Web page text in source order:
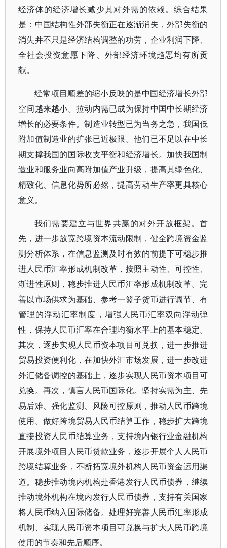
经济体的经济增长减少其对外需的依赖。综合结果
是：中国结构性外部失衡正在逐渐消失，外部失衡的
消失并不只是经济结构调整的功劳，企业利润下降、
全社会投资意愿下降、外部经济环境趋恶均有所贡
献。
经常项目顺差的缩小反映的是中国经济增长外部
空间越来越小。拉动内需已成为保持中国中长期经济
增长的必要条件。制造业转型已为当务之急，我国低
附加值制造业的扩张已近极限。他们已不足以在中长
期支撑我国的国际收支平衡和经济增长。加快我国制
造业和服务业向高附加值产业升级，提高其绿色化、
精致化、信息化势所必然，提高劳动生产率更具核心
意义。
我们需要建立与世界共赢的对外开放框架。首
先，进一步放宽跨境资本流动限制，健全跨境资金监
测分析体系，在信息监测及时有效的前提下可稳步推
进人民币汇率形成机制改革，按照主动性、可控性、
渐进性原则，稳步推进人民币汇率形成机制改革。完
善以市场供求为基础、参考一篮子货币进行调节、有
管理的浮动汇率制度，增强人民币汇率双向浮动弹
性，保持人民币汇率在合理均衡水平上的基本稳定。
其次，逐步实现人民币资本项目可兑换，进一步推进
贸易投资便利化，在加快外汇市场发展，进一步改进
外汇储备调控的基础上，逐步实现人民币资本项目可
兑换。再次，慎言人民币国际化。坚持实需为主、先
易后难、强化监测、风险可控原则，推动人民币跨境
使用。做好跨境贸易人民币结算工作，稳步扩大跨境
直接投资人民币结算业务，支持境内银行业金融机构
开展境外项目人民币贷款业务，逐步开展个人人民币
跨境结算业务，不断拓宽境外机构人民币资金运用渠
道。稳步推动境内机构赴香港发行人民币债券，继续
推动境外机构在境内发行人民币债券，支持有关国家
将人民币纳入国际储备。处理好完善人民币汇率形成
机制、实现人民币资本项目可兑换与扩大人民币跨境
使用的节奏和先后顺序。